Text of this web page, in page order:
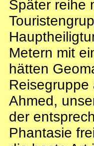
Später reihe
Metern mit
hätten
Ahmed,
der
Phantasie